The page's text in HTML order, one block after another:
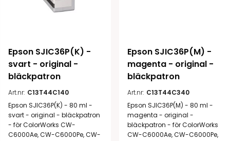
Epson SJIC36P(K) -
svart - original -
bläckpatron
Art.nr: C13T44C140
Epson SJIC36P(K) - 80 ml -
svart - original - bläckpatron
- för ColorWorks CW-
C6000Ae, CW-C6000Pe, CW-
Epson SJIC36P(M) -
magenta - original -
bläckpatron
Art.nr: C13T44C340
Epson SJIC36P(M) - 80 ml -
magenta - original -
bläckpatron - för ColorWorks
CW-C6000Ae, CW-C6000Pe,